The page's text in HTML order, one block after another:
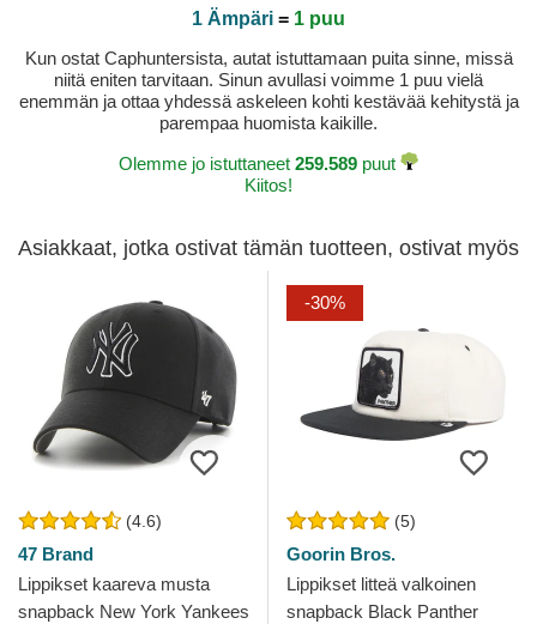
1 Ämpäri = 1 puu
Kun ostat Caphuntersista, autat istuttamaan puita sinne, missä
niitä eniten tarvitaan. Sinun avullasi voimme 1 puu vielä
enemmän ja ottaa yhdessä askeleen kohti kestävää kehitystä ja
parempaa huomista kaikille.
Olemme jo istuttaneet 259.589 puut
Kiitos!
Asiakkaat, jotka ostivat tämän tuotteen, ostivat myös
(4.6)
47 Brand
Lippikset kaareva musta
snapback New York Yankees
-30%
(5)
Goorin Bros.
Lippikset litteä valkoinen
snapback Black Panther